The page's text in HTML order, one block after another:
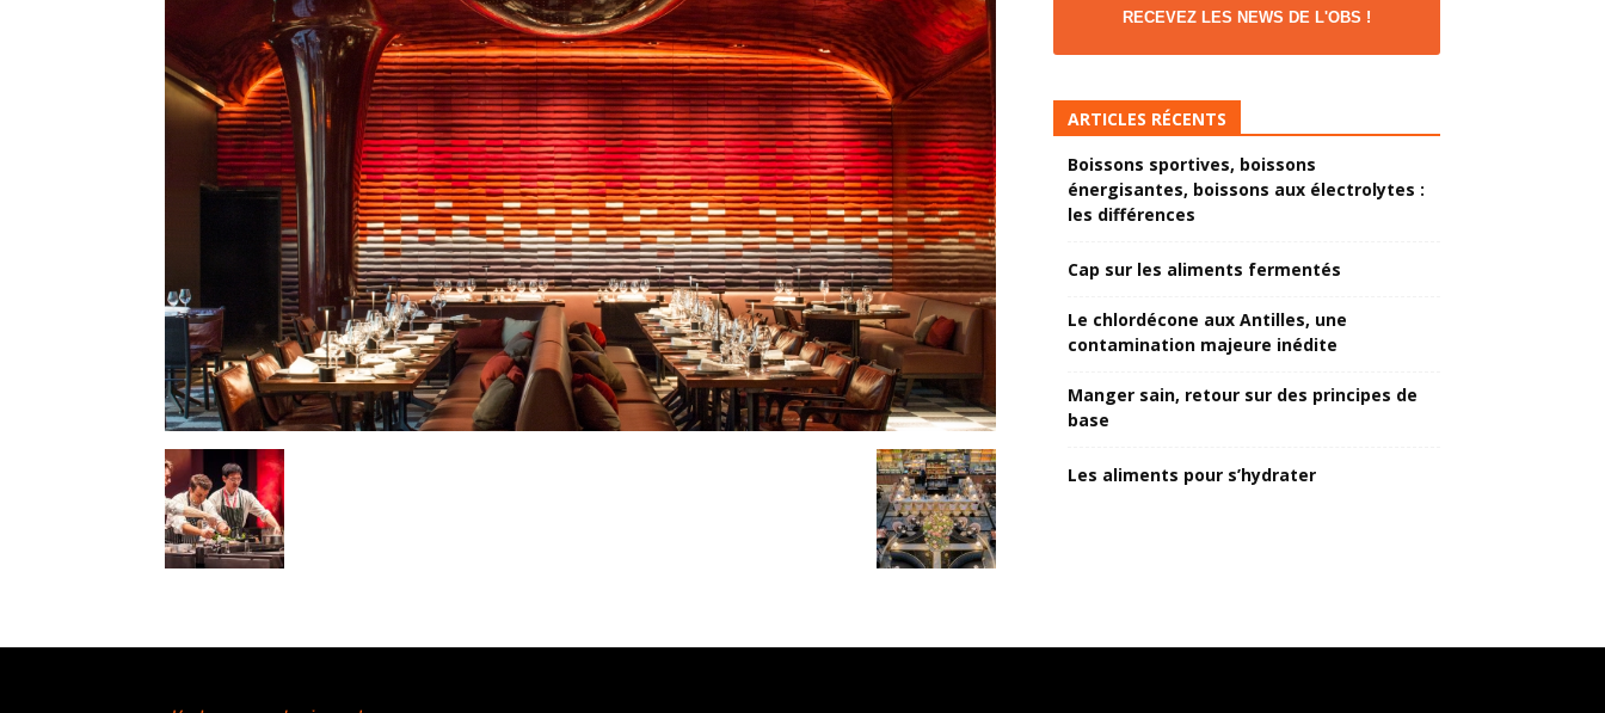
aliments RECEVEZ LES NEWS DE L'OBS !
ARTICLES RÉCENTS
Boissons sportives, boissons
énergisantes, boissons aux électrolytes :
les différences
Cap sur les aliments fermentés
Le chlordécone aux Antilles, une
contamination majeure inédite
Manger sain, retour sur des principes de
base
Les aliments pour s’hydrater